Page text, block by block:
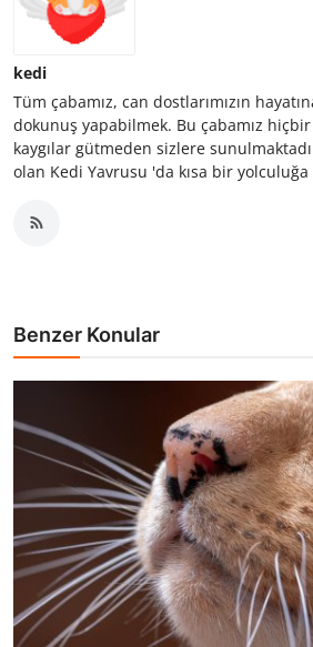
kedi
Tüm çabamız, can dostlarımızın
dokunuş yapabilmek. Bu çabamız
kaygılar gütmeden sizlere
olan Kedi Yavrusu 'da kısa bir yolculuğa
Benzer Konular